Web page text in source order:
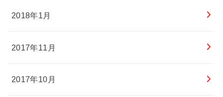
2018年1月
2017年11月
2017年10月